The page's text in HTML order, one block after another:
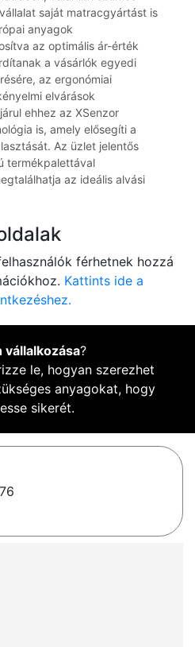
saját matracgyártást is
anyagok
az optimális ár-érték
a vásárlók egyedi
az ergonómiai
elvárások
ehhez az XSenzor
is, amely elősegíti a
Az üzlet jelentős
termékpalettával
az ideális alvási
férhetnek hozzá
Kattints ide a
vállalkozása?
le, hogyan szerezhet
anyagokat, hogy
sikerét.